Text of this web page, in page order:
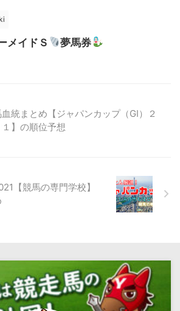
メイドＳ 夢馬券
統まとめ【ジャパンカップ（GⅠ）２
１】の順位予想
【競馬の専門学校】